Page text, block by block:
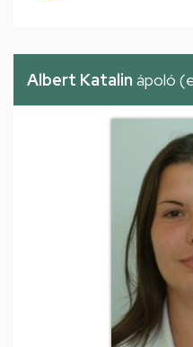
Albert Katalin ápoló